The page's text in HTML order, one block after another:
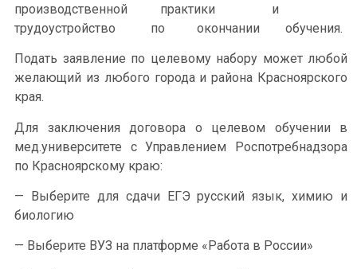
производственной практики и
трудоустройство по окончании обучения.
Подать заявление по целевому набору может любой
желающий из любого города и района Красноярского
края.
Для заключения договора о целевом обучении в
мед.университете с Управлением Роспотребнадзора
по Красноярскому краю:
— Выберите для сдачи ЕГЭ русский язык, химию и
биологию
— Выберите ВУЗ на платформе «Работа в России»